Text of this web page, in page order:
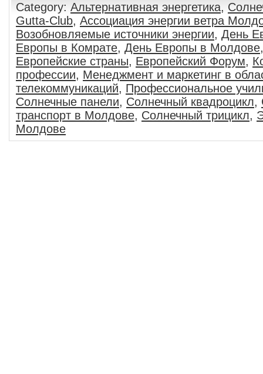
Category: Альтернативная энергетика,
Gutta-Club, Ассоциация энергии ветра
Возобновляемые источники энергии, День
Европы в Комрате, День Европы в Молдове
Европейские страны, Европейский Форум,
профессии, Менеджмент и маркетинг в
телекоммуникаций, Профессиональное
Солнечные панели, Солнечный квадроцикл,
транспорт в Молдове, Солнечный трицикл,
Молдове